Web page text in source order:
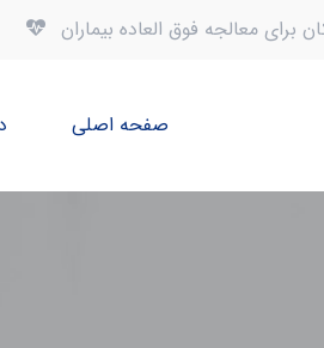
برای معالجه فوق العاده بیماران
صفحه اصلی